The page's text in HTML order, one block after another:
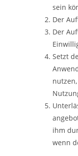
sein
Der
Der
Setzt
ihm
wenn